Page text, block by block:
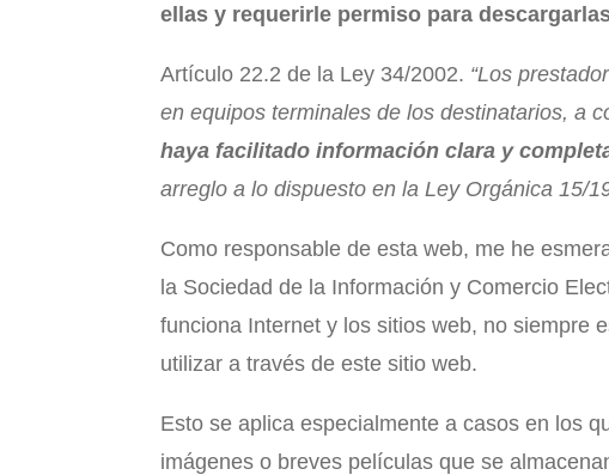
ellas y requerirle permiso para
Artículo 22.2 de la Ley 34/2002. “Los
en equipos terminales de los destinatarios, a
haya facilitado información clara y
arreglo a lo dispuesto en la Ley Orgánica 15/
Como responsable de esta web, me he
la Sociedad de la Información y Comercio
funciona Internet y los sitios web, no siempre
utilizar a través de este sitio web.
Esto se aplica especialmente a casos en los
imágenes o breves películas que se